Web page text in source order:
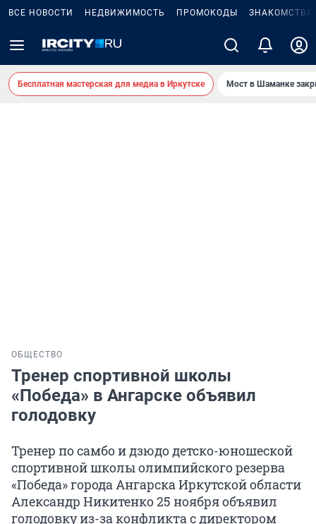
ВСЕ НОВОСТИ НЕДВИЖИМОСТЬ ПРОМОКОДЫ ЗНАКОМСТВА
Бесплатная мастерская для медиа в Иркутске Мост в Шаманке
ОБЩЕСТВО
Тренер спортивной школы
«Победа» в Ангарске объявил
голодовку
Тренер по самбо и дзюдо детско-юношеской
спортивной школы олимпийского резерва
«Победа» города Ангарска Иркутской области
Александр Никитенко 25 ноября объявил
голодовку из-за конфликта с директором